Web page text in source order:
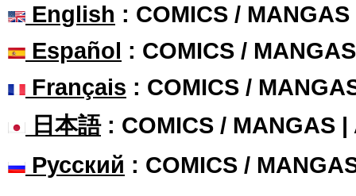
English : COMICS /
Español : COMICS /
Français : COMICS /
日本語: COMICS / MANGAS |
Русский : COMICS /